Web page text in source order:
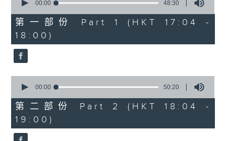
1800
〈音乐大秘宝〉
彬臣の秘宝：张国荣 - 第一次
波盛の秘宝：许冠杰 - 打雀英雄传
.
1830
〈EDM Friday Mix：Toy Tonics
Mix〉
Fimiani - Cuentame
Davide Dev - Make It Less
ALOT, Carlota Urdiales - Vida
seconds
48
minutes,
30
seconds
00:00 48:30
第一部份 Part 1 (HKT 17:04 -
18:00)
seconds
50
minutes,
20
seconds
00:00 50:20
第二部份 Part 2 (HKT 18:04 -
19:00)